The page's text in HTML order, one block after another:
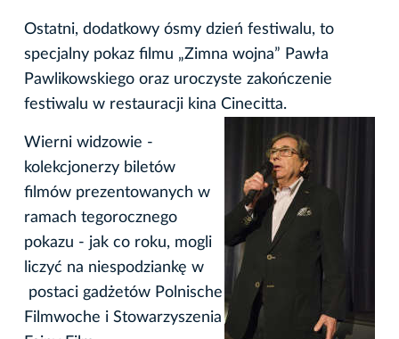
Ostatni, dodatkowy ósmy dzień festiwalu, to
specjalny pokaz filmu „Zimna wojna” Pawła
Pawlikowskiego oraz uroczyste zakończenie
festiwalu w restauracji kina Cinecitta.
Wierni widzowie -
kolekcjonerzy biletów
filmów prezentowanych w
ramach tegorocznego
pokazu - jak co roku, mogli
liczyć na niespodziankę w
postaci gadżetów Polnische
Filmwoche i Stowarzyszenia